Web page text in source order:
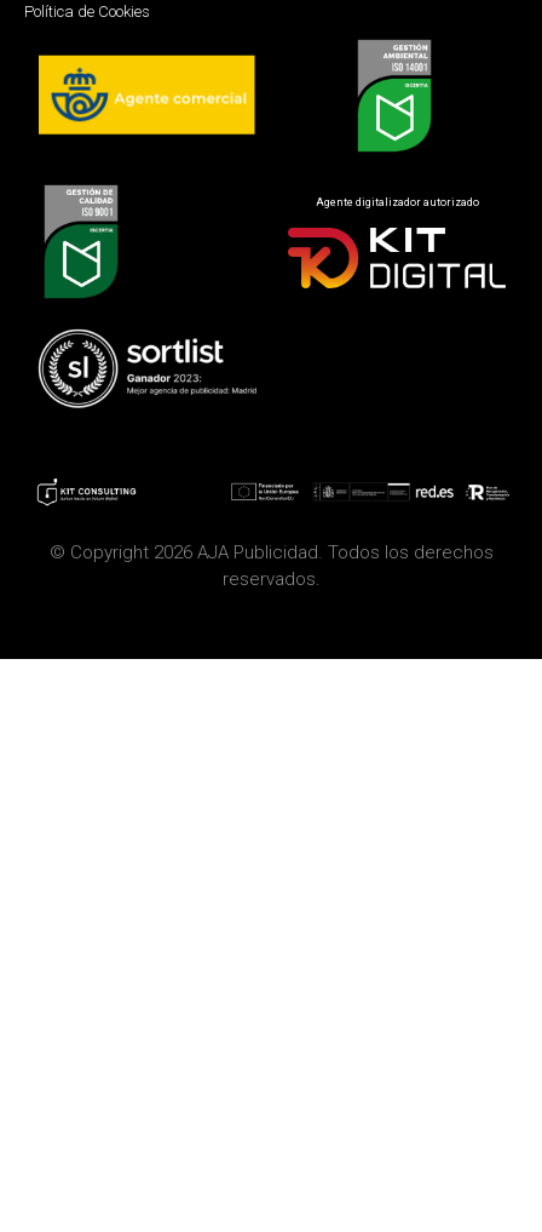
Política de Cookies
Agente digitalizador autorizado
© Copyright 2026 AJA Publicidad. Todos los derechos
reservados.